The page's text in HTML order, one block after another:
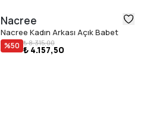
Nacree
Nacree Kadın Arkası Açık Babet
%50 ₺ 8.315,00
₺ 4.157,50